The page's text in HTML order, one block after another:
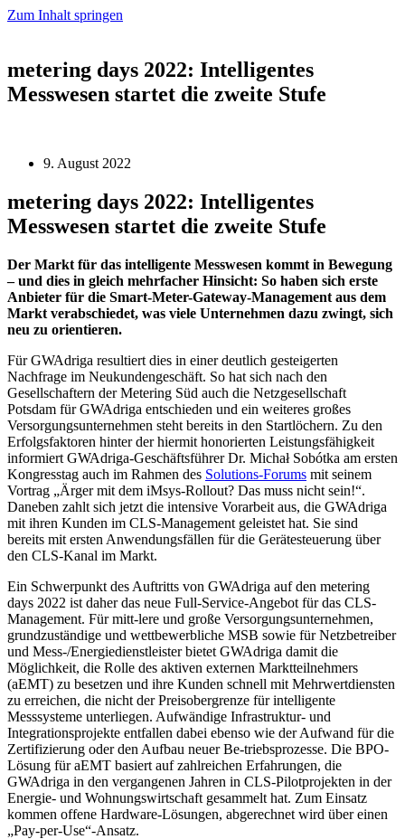
Zum Inhalt springen
metering days 2022: Intelligentes
Messwesen startet die zweite Stufe
9. August 2022
metering days 2022: Intelligentes
Messwesen startet die zweite Stufe
Der Markt für das intelligente Messwesen kommt in Bewegung
– und dies in gleich mehrfacher Hinsicht: So haben sich erste
Anbieter für die Smart-Meter-Gateway-Management aus dem
Markt verabschiedet, was viele Unternehmen dazu zwingt, sich
neu zu orientieren.
Für GWAdriga resultiert dies in einer deutlich gesteigerten
Nachfrage im Neukundengeschäft. So hat sich nach den
Gesellschaftern der Metering Süd auch die Netzgesellschaft
Potsdam für GWAdriga entschieden und ein weiteres großes
Versorgungsunternehmen steht bereits in den Startlöchern. Zu den
Erfolgsfaktoren hinter der hiermit honorierten Leistungsfähigkeit
informiert GWAdriga-Geschäftsführer Dr. Michał Sobótka am ersten
Kongresstag auch im Rahmen des Solutions-Forums mit seinem
Vortrag „Ärger mit dem iMsys-Rollout? Das muss nicht sein!“.
Daneben zahlt sich jetzt die intensive Vorarbeit aus, die GWAdriga
mit ihren Kunden im CLS-Management geleistet hat. Sie sind
bereits mit ersten Anwendungsfällen für die Gerätesteuerung über
den CLS-Kanal im Markt.
Ein Schwerpunkt des Auftritts von GWAdriga auf den metering
days 2022 ist daher das neue Full-Service-Angebot für das CLS-
Management. Für mitt-lere und große Versorgungsunternehmen,
grundzuständige und wettbewerbliche MSB sowie für Netzbetreiber
und Mess-/Energiedienstleister bietet GWAdriga damit die
Möglichkeit, die Rolle des aktiven externen Marktteilnehmers
(aEMT) zu besetzen und ihre Kunden schnell mit Mehrwertdiensten
zu erreichen, die nicht der Preisobergrenze für intelligente
Messsysteme unterliegen. Aufwändige Infrastruktur- und
Integrationsprojekte entfallen dabei ebenso wie der Aufwand für die
Zertifizierung oder den Aufbau neuer Be-triebsprozesse. Die BPO-
Lösung für aEMT basiert auf zahlreichen Erfahrungen, die
GWAdriga in den vergangenen Jahren in CLS-Pilotprojekten in der
Energie- und Wohnungswirtschaft gesammelt hat. Zum Einsatz
kommen offene Hardware-Lösungen, abgerechnet wird über einen
„Pay-per-Use“-Ansatz.